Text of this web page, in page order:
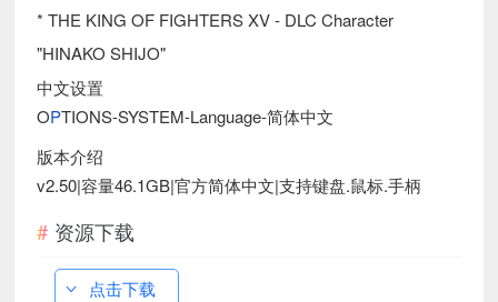
* THE KING OF FIGHTERS XV - DLC Character
"HINAKO SHIJO"
中文设置
OPTIONS-SYSTEM-Language-简体中文
版本介绍
v2.50|容量46.1GB|官方简体中文|支持键盘.鼠标.手柄
资源下载
点击下载